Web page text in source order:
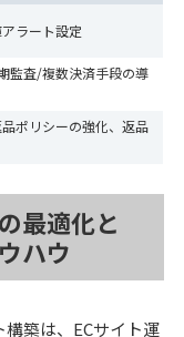
ラート設定
監査/複数決済手段の導
ポリシーの強化、返品
最適化と
ハウ
築は、ECサイト運